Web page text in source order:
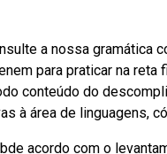
a nossa gramática
para praticar na
conteúdo do
à área de linguagens,
acordo com o